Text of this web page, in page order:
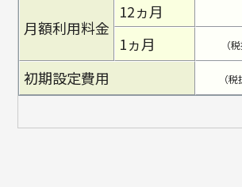
月額利用料金
12ヵ月
1ヵ月
（
初期設定費用 （